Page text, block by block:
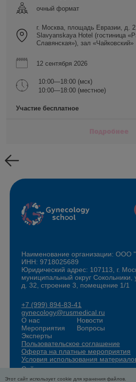
очный формат
г. Москва, площадь Евразии, д.
Slavyanskaya Hotel (гостиница
Славянская»), зал «Чайковский»
12 сентября 2026
10:00—18:00 (мск)
10:00—18:00 (местное)
Участие бесплатное
Подробнее
Наименование организации:
ИНН: 9718025689
Юридический адрес: 107113, г.
муниципальный округ Сокольники,
д. 32, строение 3, помещение 1/1
+7 (999) 894-83-41
gynecology@rusmedical.ru
О нас
Мероприятия
Эксперты
Новости
Вопросы
Пользовательское соглашение
Оферта на платные мероприятия
Условия использования
Сайт для специалистов
Этот сайт использует cookie для хранения файлов.